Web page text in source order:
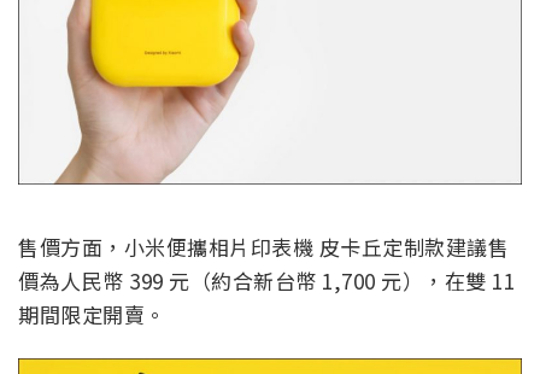
售價方面，小米便攜相片印表機 皮卡丘定制款建議售
價為人民幣 399 元（約合新台幣 1,700 元），在雙 11
期間限定開賣。